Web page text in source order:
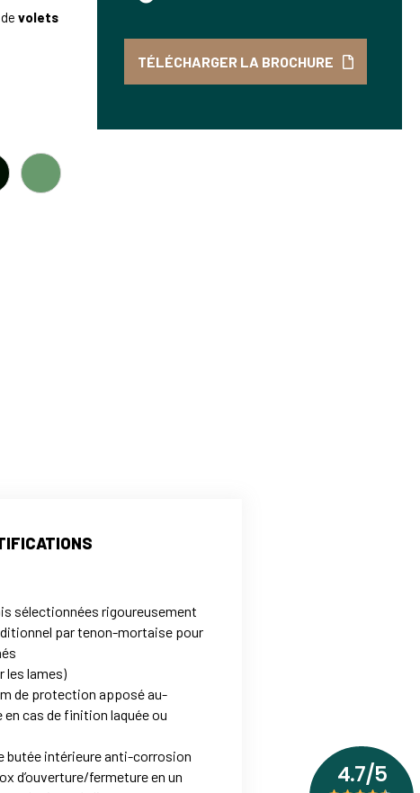
devolets
TÉLÉCHARGER LA BROCHURE
sélectionnées rigoureusement
par tenon-mortaise pour
les lames)
de protection apposé au-
en cas de finition laquée ou
butée intérieure anti-corrosion
d’ouverture/fermeture en un